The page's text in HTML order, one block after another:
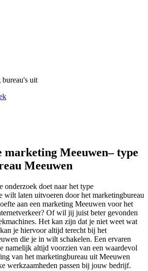
uit
marketing Meeuwen– type
Meeuwen
onderzoek doet naar het type
wilt laten uitvoeren door het marketingbureau
aan een marketing Meeuwen voor het
Of wil jij juist beter gevonden
Het kan zijn dat je niet weet wat
je hiervoor altijd terecht bij het
die je in wilt schakelen. Een ervaren
namelijk altijd voorzien van een waardevol
van het marketingbureau uit Meeuwen
werkzaamheden passen bij jouw bedrijf.